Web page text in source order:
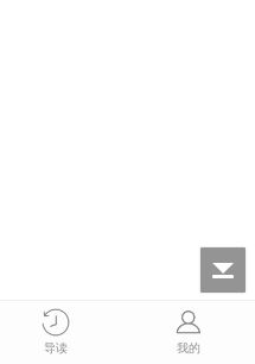
导读 我的